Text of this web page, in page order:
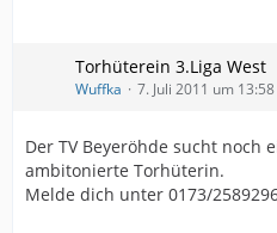
Torhüterein 3.Liga West
Wuffka 7. Juli 2011 um 13:58
Der TV Beyeröhde sucht noch
ambitonierte Torhüterin.
Melde dich unter 0173/